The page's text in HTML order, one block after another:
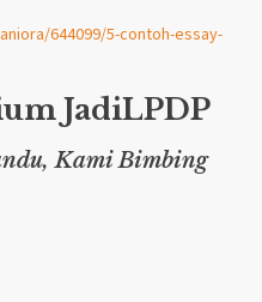
644099/5-contoh-essay-
JadiLPDP
Kami Bimbing